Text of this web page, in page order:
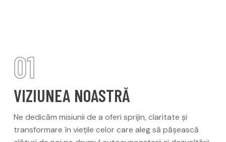
01
VIZIUNEA NOASTRĂ
Ne dedicăm misiunii de a oferi sprijin, claritate și
transformare în viețile celor care aleg să pășească